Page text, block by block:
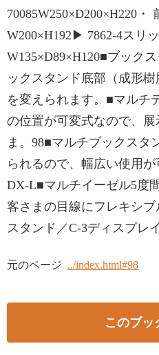
70085W250×D200×H220・
W200×H192▶ 7862-4スリ
W135×D89×H120■ブック
ックスタンド底部（成形
を変えられます。■マルチ
の位置が可変式なので、
ま。98■マルチブックスタ
られるので、幅広い使用
DX-L■マルチイーゼル5度
客さまの目線にフレキシ
スタンド／C-3ディスプレ
元のページ ../index.html#98
このブッ